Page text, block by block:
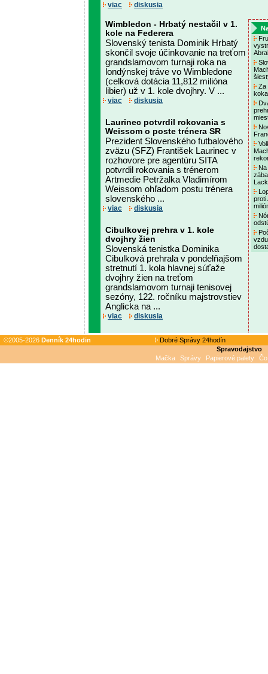
viac diskusia
Wimbledon - Hrbatý nestačil v 1.
kole na Federera
Slovenský tenista Dominik Hrbatý
skončil svoje účinkovanie na treťom
grandslamovom turnaji roka na
londýnskej tráve vo Wimbledone
(celková dotácia 11,812 milióna
libier) už v 1. kole dvojhry. V ...
viac diskusia
Laurinec potvrdil rokovania s
Weissom o poste trénera SR
Prezident Slovenského futbalového
zväzu (SFZ) František Laurinec v
rozhovore pre agentúru SITA
potvrdil rokovania s trénerom
Artmedie Petržalka Vladimírom
Weissom ohľadom postu trénera
slovenského ...
viac diskusia
Cibulkovej prehra v 1. kole
dvojhry žien
Slovenská tenistka Dominika
Cibulková prehrala v pondelňajšom
stretnutí 1. kola hlavnej súťaže
dvojhry žien na treťom
grandslamovom turnaji tenisovej
sezóny, 122. ročníku majstrovstiev
Anglicka na ...
viac diskusia
Za
proti
©2005-2026 Denník 24hodin
Dobré Správy 24hodín
Spravodajstvo
Mačka
Správy Papierové palety